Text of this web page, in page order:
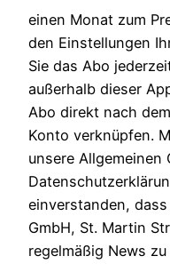
einen Monat zum
den Einstellungen
Sie das Abo
außerhalb dieser
Abo direkt nach
Konto verknüpfen.
unsere
einverstanden,
GmbH, St. Martin
regelmäßig News